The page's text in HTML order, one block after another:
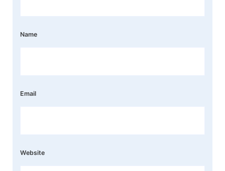
Name
Email
Website